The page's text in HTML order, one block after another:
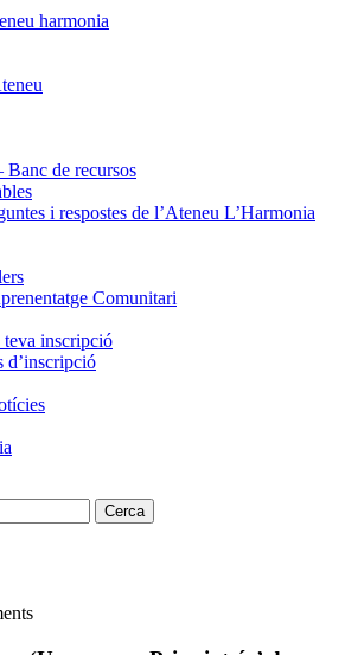
Banc de recursos
i respostes de l’Ateneu L’Harmonia
Comunitari
inscripció
d’inscripció